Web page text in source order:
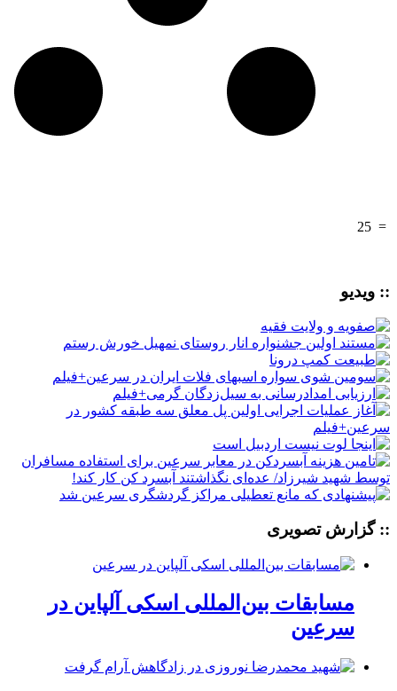
=
25
:: ویدیو
:: گزارش تصویری
مسابقات بین‌المللی اسکی آلپاین در
سرعین